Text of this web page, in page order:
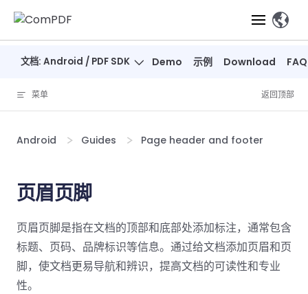
Skip to content
产品
ComPDF
SDK
验
Web
SDK
SDK
Mac SDK
ComPDF
Cloud
API
私有化
ComPDF
解析
智能文
PDF
查看
器
注
释
表单
安全
测量
压缩
智能文档
取
解决方案
智能文档处理
概览
智能全文解
方案
建
教
育
在线工具
开发者
ComPDF
ComPDF
定价
文档: Android / PDF SDK Demo 示例 Download FAQ
、
菜单 返回顶部
Android Guides Page header and footer
页眉页脚
页眉页脚是指在文档的顶部和底部处添加标注，通常包含
标题、页码、品牌标识等信息。通过给文档添加页眉和页
脚，使文档更易导航和辨识，提高文档的可读性和专业
性。